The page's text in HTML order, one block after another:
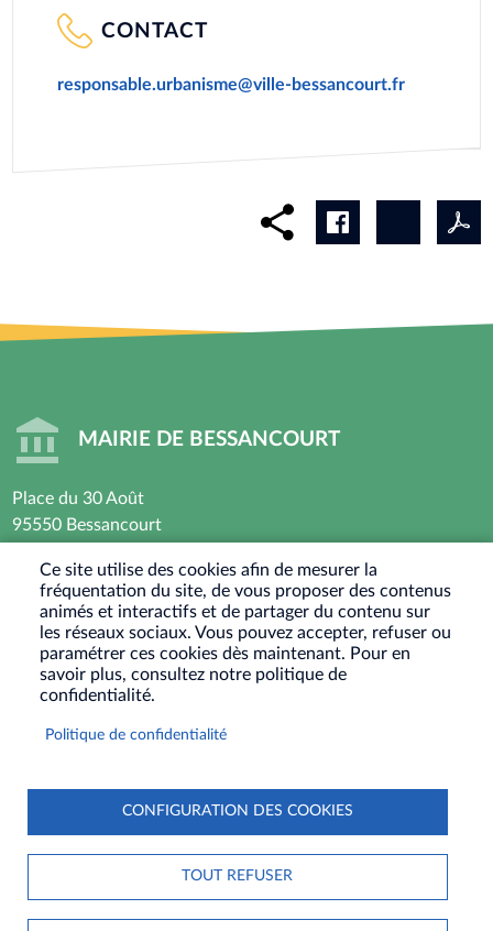
CONTACT
responsable.urbanisme@ville-bessancourt.fr
MAIRIE DE BESSANCOURT
Place du 30 Août
95550 Bessancourt
Horaires d’ouverture : Lundi - Mardi - Mercredi -
Vendredi
8h30 - 12h / 13h30-17h30
Jeudi : Fermé le matin - 13h30-17h30
9h30-12h
SOCIAUX
PIED
PAGE
PLAN DU SITE CONTACT MENTIONS LÉGALES
DONNÉES PERSONNELLES COOKIES S'IDENTIFIER
Ce site utilise des cookies afin de mesurer la
fréquentation du site, de vous proposer des contenus
animés et interactifs et de partager du contenu sur
les réseaux sociaux. Vous pouvez accepter, refuser ou
paramétrer ces cookies dès maintenant. Pour en
savoir plus, consultez notre politique de
confidentialité.
Politique de confidentialité
CONFIGURATION DES COOKIES
TOUT REFUSER